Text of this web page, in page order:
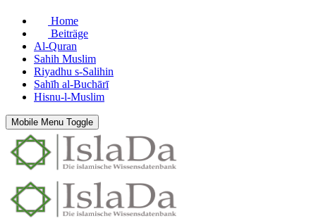
Home
Beiträge
Al-Quran
Sahih Muslim
Riyadhu s-Salihin
Sahīh al-Buchārī
Hisnu-l-Muslim
Mobile Menu Toggle